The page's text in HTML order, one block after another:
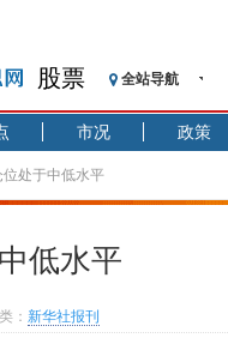
股票 全站导航
市况 政策
处于中低水平
低水平
： 新华社报刊